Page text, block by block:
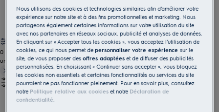
cuisiner et manger n'a jamais été aussi facile et amusant.
0
undefined
Nous utilisons des cookies et technologies similaires afin d’améliorer votre
expérience sur notre site et à des fins promotionnelles et marketing. Nous
partageons également certaines informations sur votre utilisation du site
avec nos partenaires en réseaux sociaux, publicité et analyses de données.
En cliquant sur « Accepter tous les cookies », vous acceptez l’utilisation de
cookies, ce qui nous permet depersonnaliser votre expériencesur le
site, de vous proposer desoffres adaptées et de diffuser des publicités
personnalisées. En choisissant « Continuer sans accepter », vous bloquez
les cookies non essentiels et certaines fonctionnalités ou services du site
pourraient ne pas fonctionner pleinement. Pour en savoir plus, consultez
notre Politique relative aux cookies et notre Déclaration de
confidentialité.